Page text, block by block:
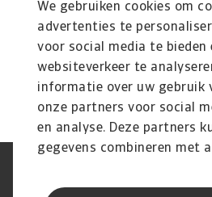
We gebruiken cookies om
advertenties te
voor social media te bieden
websiteverkeer te
informatie over uw gebruik
onze partners voor social
en analyse. Deze partners
gegevens combineren met
verzameld op basis van uw
te beschermen tegen
Praktische stappen om
duurzaam te groeien.
Cookie informatie